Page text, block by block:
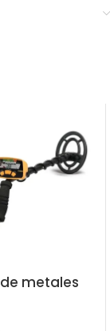
metales